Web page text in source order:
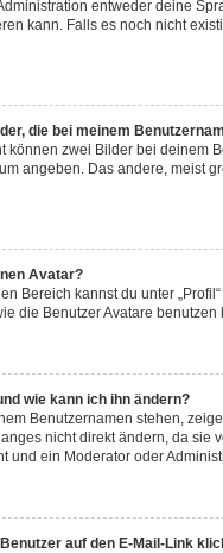
entweder deine
kann. Falls es noch nicht
die bei meinem
können zwei Bilder bei deinem
angeben. Das andere, meist
Avatar?
Bereich kannst du unter
die Benutzer Avatare
wie kann ich ihn ändern?
Benutzernamen stehen,
nicht direkt ändern, da
und ein Moderator oder
auf den E-Mail-Link